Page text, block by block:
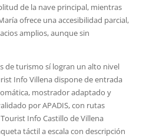
de la nave principal, mientras
ofrece una accesibilidad parcial,
amplios, aunque sin
de turismo sí logran un alto nivel
Info Villena dispone de entrada
mostrador adaptado y
por APADIS, con rutas
Info Castillo de Villena
táctil a escala con descripción